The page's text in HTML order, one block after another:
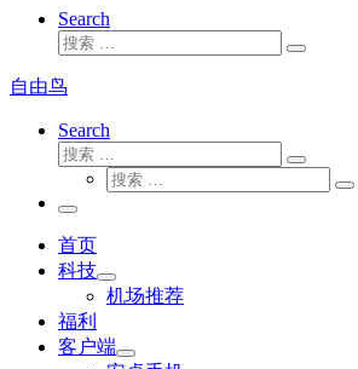
Search
搜
搜
自由鸟
Search
搜
搜
索
搜
搜
主
菜
单
首页
科技
机场推荐
福利
客户端